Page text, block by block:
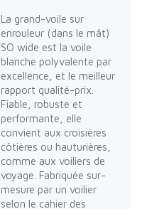
La grand-voile sur
enrouleur (dans le mât)
SO wide est la voile
blanche polyvalente par
excellence, et le meilleur
rapport qualité-prix.
Fiable, robuste et
performante, elle
convient aux croisières
côtières ou hauturières,
comme aux voiliers de
voyage. Fabriquée sur-
mesure par un voilier
selon le cahier des